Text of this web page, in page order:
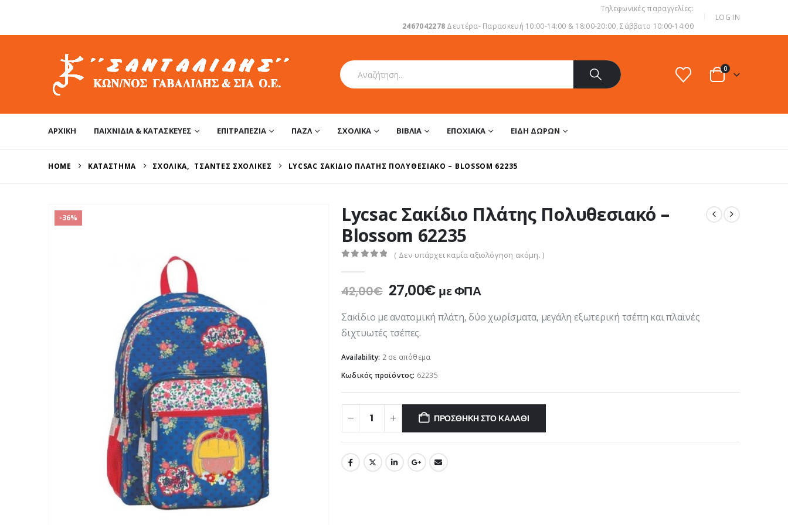
Τηλεφωνικές παραγγελίες:
2467042278 Δευτέρα- Παρασκευή 10:00-14:00 & 18:00-20:00, Σάββατο 10:00-14:00
LOG IN
0
ΑΡΧΙΚΉ ΠΑΙΧΝΊΔΙΑ & ΚΑΤΑΣΚΕΥΈΣ ΕΠΙΤΡΑΠΈΖΙΑ ΠΑΖΛ ΣΧΟΛΙΚΆ ΒΙΒΛΊΑ ΕΠΟΧΙΑΚΆ ΕΊΔΗ ΔΏΡΩΝ
HOME ΚΑΤΆΣΤΗΜΑ ΣΧΟΛΙΚΆ, ΤΣΆΝΤΕΣ ΣΧΟΛΙΚΈΣ LYCSAC ΣΑΚΊΔΙΟ ΠΛΆΤΗΣ ΠΟΛΥΘΕΣΙΑΚΌ – BLOSSOM 62235
-36%
Lycsac Σακίδιο Πλάτης Πολυθεσιακό –
Blossom 62235
( Δεν υπάρχει καμία αξιολόγηση ακόμη. )
42,00€ Original
price
was:
42,00€.
27,00€Η
τρέχουσα
τιμή
με ΦΠΑ
Σακίδιο με ανατομική πλάτη, δύο χωρίσματα, μεγάλη εξωτερική τσέπη και πλαϊνές
διχτυωτές τσέπες.
Availability: 2 σε απόθεμα
Κωδικός προϊόντος: 62235
ΠΡΟΣΘΉΚΗ ΣΤΟ ΚΑΛΆΘΙ